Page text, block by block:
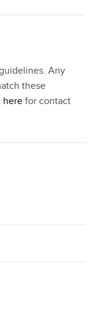
Any
these
here for contact